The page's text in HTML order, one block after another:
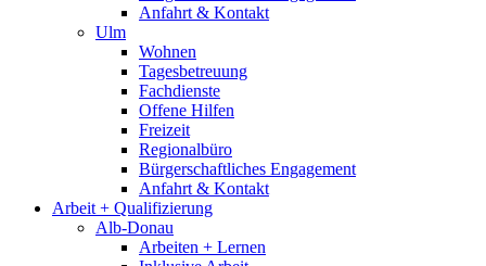
Anfahrt & Kontakt
Ulm
Wohnen
Tagesbetreuung
Fachdienste
Offene Hilfen
Freizeit
Regionalbüro
Bürgerschaftliches Engagement
Anfahrt & Kontakt
Arbeit + Qualifizierung
Alb-Donau
Arbeiten + Lernen